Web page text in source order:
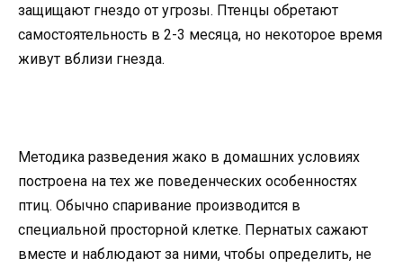
защищают гнездо от угрозы. Птенцы обретают
самостоятельность в 2-3 месяца, но некоторое время
живут вблизи гнезда.
Методика разведения жако в домашних условиях
построена на тех же поведенческих особенностях
птиц. Обычно спаривание производится в
специальной просторной клетке. Пернатых сажают
вместе и наблюдают за ними, чтобы определить, не